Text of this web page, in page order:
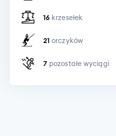
16 krzesełek
21 orczyków
7 pozostałe wyciągi